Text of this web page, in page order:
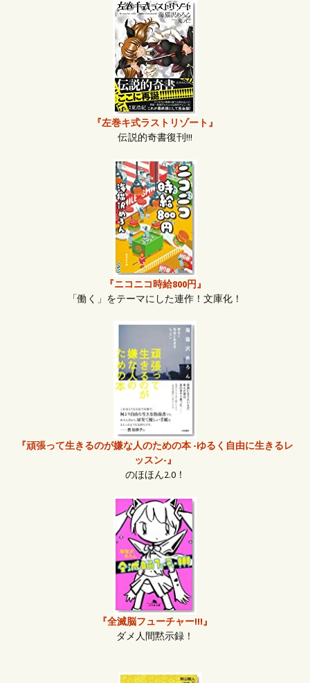
『左巻キ式ラストリゾート』
伝説的奇書復刊!!!
『ニコニコ時給800円』
「働く」をテーマにした連作！文庫化！
『頑張って生きるのが嫌な人のための本 -ゆるく自由に生きるレ
ッスン-』
のほほん2.0！
『全滅脳フューチャー!!!』
ダメ人間黙示録！